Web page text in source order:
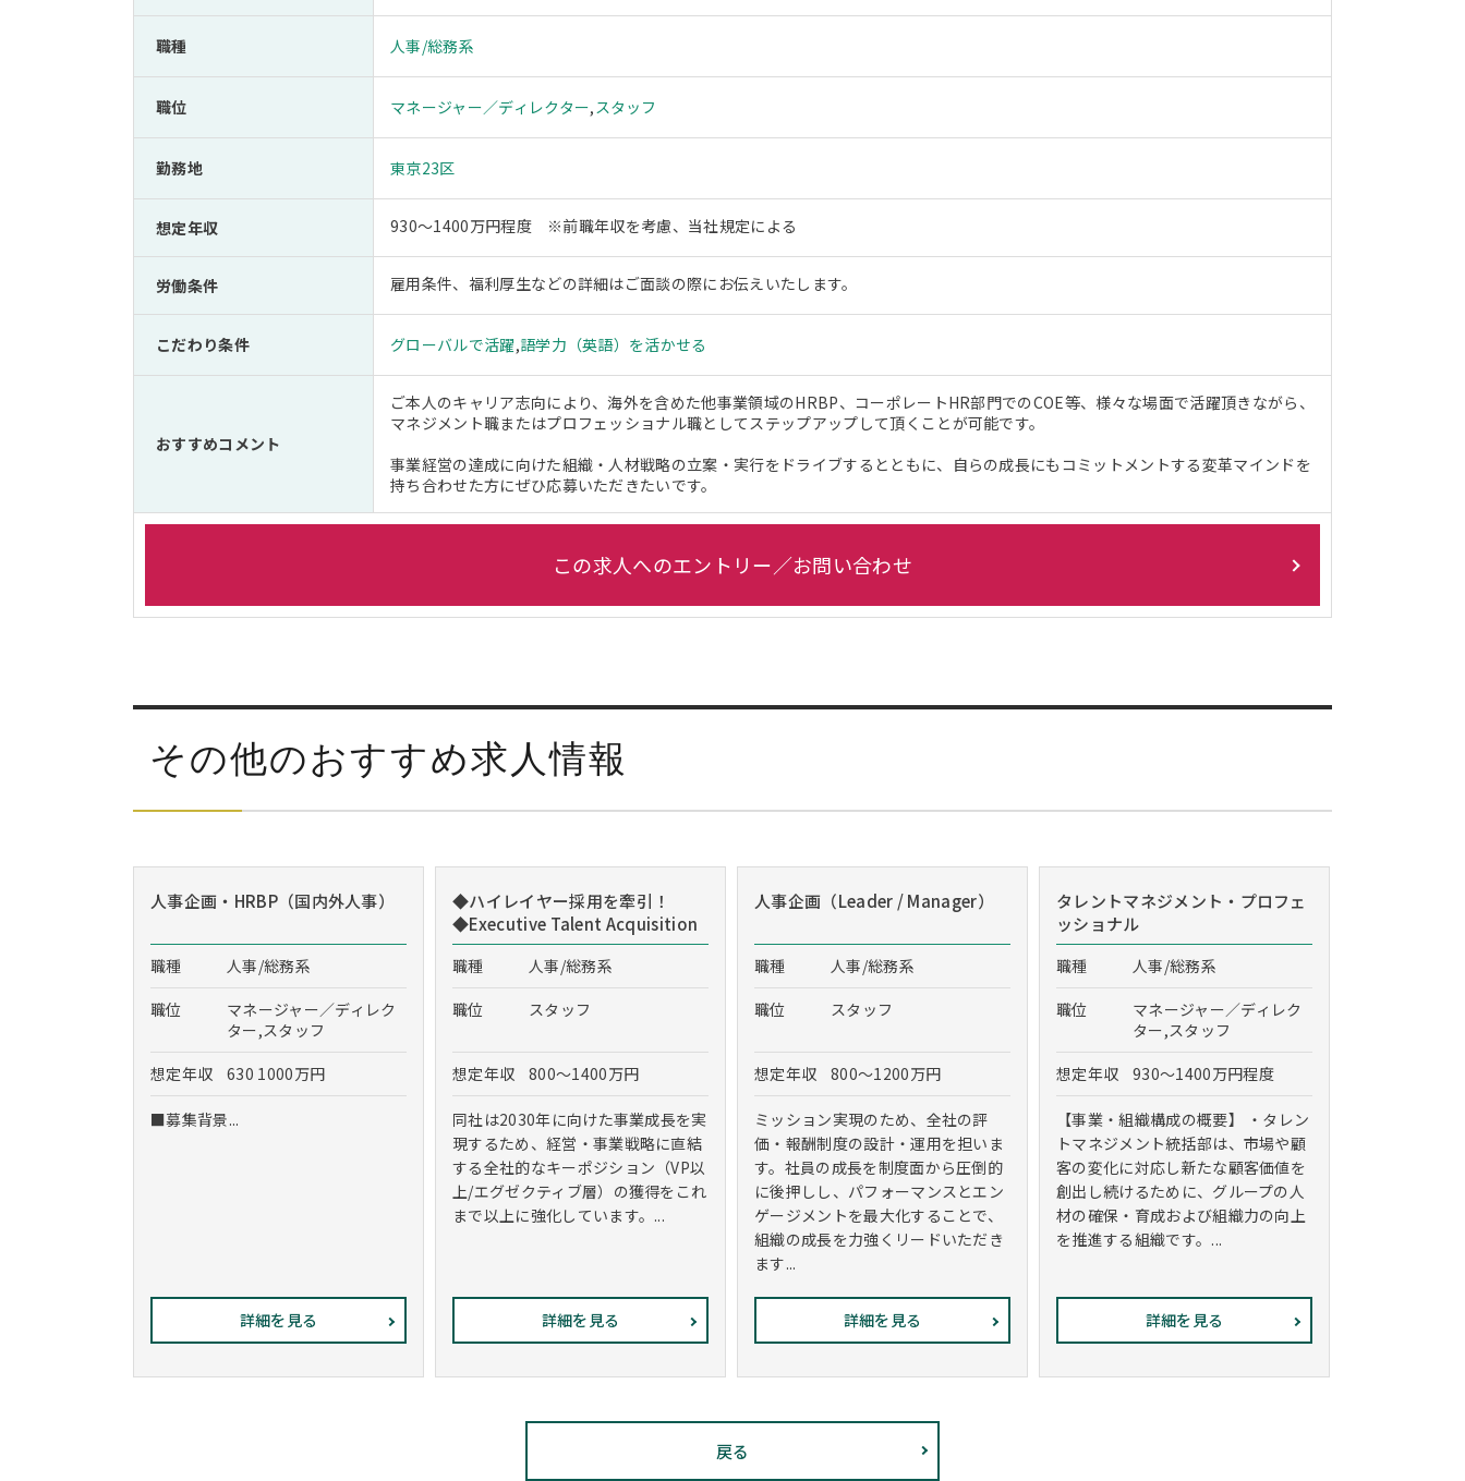
職種 人事/総務系
職位 マネージャー／ディレクター,スタッフ
勤務地 東京23区
想定年収 930～1400万円程度 ※前職年収を考慮、当社規定による
労働条件 雇用条件、福利厚生などの詳細はご面談の際にお伝えいたします。
こだわり条件 グローバルで活躍,語学力（英語）を活かせる
おすすめコメント
ご本人のキャリア志向により、海外を含めた他事業領域のHRBP、コーポレートHR部門でのCOE等、様々な場面で活躍頂きながら、
マネジメント職またはプロフェッショナル職としてステップアップして頂くことが可能です。
事業経営の達成に向けた組織・人材戦略の立案・実行をドライブするとともに、自らの成長にもコミットメントする変革マインドを
持ち合わせた方にぜひ応募いただきたいです。
この求人へのエントリー／お問い合わせ
その他のおすすめ求人情報
人事企画・HRBP（国内外人事）
職種
人事/総務系
職位
マネージャー／ディレク
ター,スタッフ
想定年収
630 1000万円
■募集背景...
詳細を見る
◆ハイレイヤー採用を牽引！
◆Executive Talent Acquisition
職種
人事/総務系
職位
スタッフ
想定年収 800～1400万円
同社は2030年に向けた事業成長を実
現するため、経営・事業戦略に直結
する全社的なキーポジション（VP以
上/エグゼクティブ層）の獲得をこれ
まで以上に強化しています。...
詳細を見る
人事企画（Leader / Manager）
職種
人事/総務系
職位
スタッフ
想定年収 800～1200万円
ミッション実現のため、全社の評
価・報酬制度の設計・運用を担いま
す。社員の成長を制度面から圧倒的
に後押しし、パフォーマンスとエン
ゲージメントを最大化することで、
組織の成長を力強くリードいただき
ます...
詳細を見る
タレントマネジメント・プロフェ
ッショナル
職種
人事/総務系
職位
マネージャー／ディレク
ター,スタッフ
想定年収
930～1400万円程度
【事業・組織構成の概要】 ・タレン
トマネジメント統括部は、市場や顧
客の変化に対応し新たな顧客価値を
創出し続けるために、グループの人
材の確保・育成および組織力の向上
を推進する組織です。...
詳細を見る
戻る